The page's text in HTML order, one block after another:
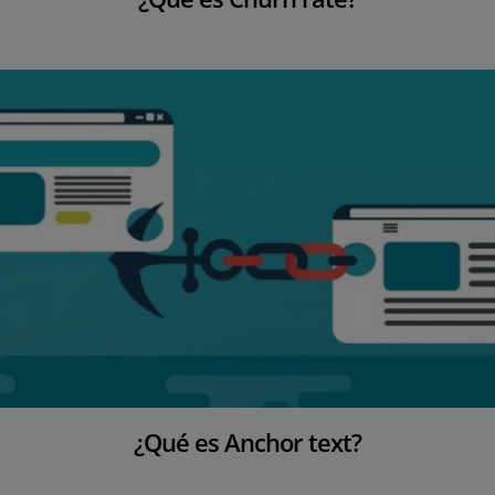
¿Qué es Anchor text?